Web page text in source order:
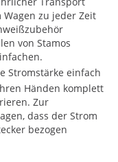
zu jeder Zeit
von Stamos
Stromstärke einfach
Händen komplett
Zur
dass der Strom
bezogen